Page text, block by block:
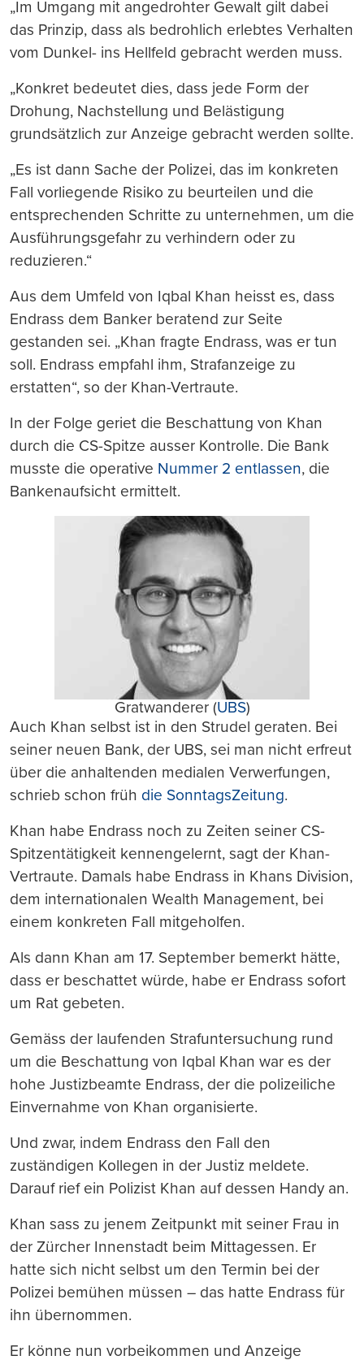
„Im Umgang mit angedrohter Gewalt gilt dabei
das Prinzip, dass als bedrohlich erlebtes Verhalten
vom Dunkel- ins Hellfeld gebracht werden muss.
„Konkret bedeutet dies, dass jede Form der
Drohung, Nachstellung und Belästigung
grundsätzlich zur Anzeige gebracht werden sollte.
„Es ist dann Sache der Polizei, das im konkreten
Fall vorliegende Risiko zu beurteilen und die
entsprechenden Schritte zu unternehmen, um die
Ausführungsgefahr zu verhindern oder zu
reduzieren.“
Aus dem Umfeld von Iqbal Khan heisst es, dass
Endrass dem Banker beratend zur Seite
gestanden sei. „Khan fragte Endrass, was er tun
soll. Endrass empfahl ihm, Strafanzeige zu
erstatten“, so der Khan-Vertraute.
In der Folge geriet die Beschattung von Khan
durch die CS-Spitze ausser Kontrolle. Die Bank
musste die operative Nummer 2 entlassen, die
Bankenaufsicht ermittelt.
Gratwanderer (UBS)
Auch Khan selbst ist in den Strudel geraten. Bei
seiner neuen Bank, der UBS, sei man nicht erfreut
über die anhaltenden medialen Verwerfungen,
schrieb schon früh die SonntagsZeitung.
Khan habe Endrass noch zu Zeiten seiner CS-
Spitzentätigkeit kennengelernt, sagt der Khan-
Vertraute. Damals habe Endrass in Khans Division,
dem internationalen Wealth Management, bei
einem konkreten Fall mitgeholfen.
Als dann Khan am 17. September bemerkt hätte,
dass er beschattet würde, habe er Endrass sofort
um Rat gebeten.
Gemäss der laufenden Strafuntersuchung rund
um die Beschattung von Iqbal Khan war es der
hohe Justizbeamte Endrass, der die polizeiliche
Einvernahme von Khan organisierte.
Und zwar, indem Endrass den Fall den
zuständigen Kollegen in der Justiz meldete.
Darauf rief ein Polizist Khan auf dessen Handy an.
Khan sass zu jenem Zeitpunkt mit seiner Frau in
der Zürcher Innenstadt beim Mittagessen. Er
hatte sich nicht selbst um den Termin bei der
Polizei bemühen müssen – das hatte Endrass für
ihn übernommen.
Er könne nun vorbeikommen und Anzeige